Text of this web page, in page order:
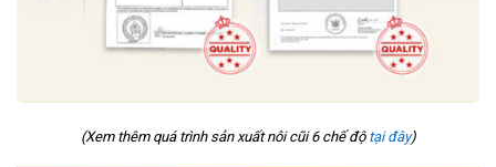
(Xem thêm quá trình sản xuất nôi cũi 6 chế độ tại đây)